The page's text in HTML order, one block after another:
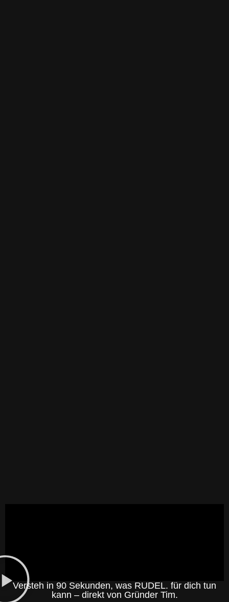
Versteh in 90 Sekunden, was RUDEL. für dich tun
kann – direkt von Gründer Tim.